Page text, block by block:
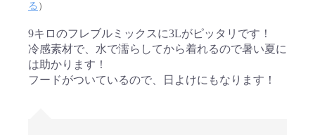
る ）
9キロのフレブルミックスに3Lがピッタリです！
冷感素材で、水で濡らしてから着れるので暑い夏に
は助かります！
フードがついているので、日よけにもなります！